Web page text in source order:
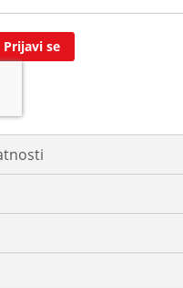
Prijavi se